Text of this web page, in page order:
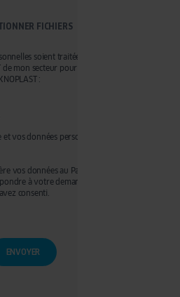
FICHIERS
soient traitées par OKNOPLAST Sp. z o.o.
mon secteur pour recevoir de la prospection
:
vos données personnelles, voir mentions
vos données au Partenaire Premium
à votre demande de devis et effectuer de
consenti.
d’un droit d’accès, de rectification, de
d’un droit à l’effacement, à la limitation du
exercer en écrivant à l’adresse :